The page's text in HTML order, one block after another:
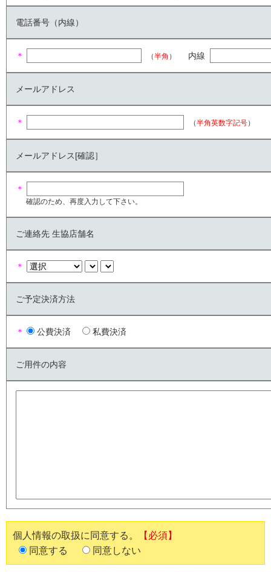
電話番号（内線）
＊ （半角 ） 内線
メールアドレス
＊ （半角英数字記号）
メールアドレス[確認］
＊
確認のため、再度入力して下さい。
ご連絡先 生協店舗名
＊
ご予定決済方法
＊ 公費決済 私費決済
ご用件の内容
個人情報の取扱に同意する。
【必須】
同意する
同意しない